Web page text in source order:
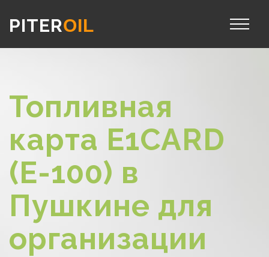
PITEROIL
Топливная
карта E1CARD
(Е-100) в
Пушкине для
организации